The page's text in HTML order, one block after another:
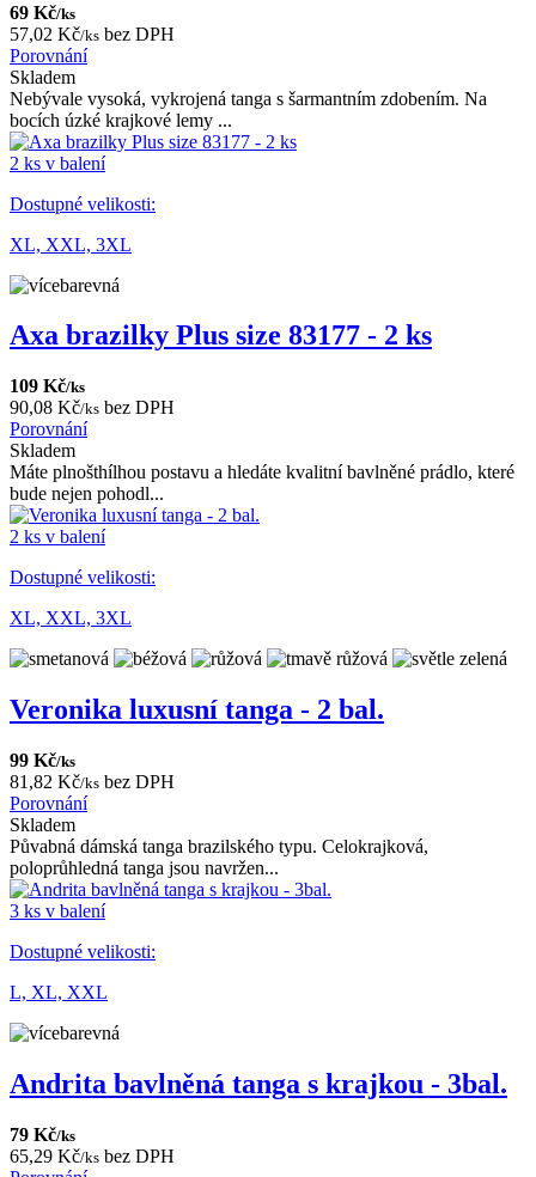
69 Kč/ks
57,02 Kč/ks bez DPH
Porovnání
Skladem
Nebývale vysoká, vykrojená tanga s šarmantním zdobením. Na
bocích úzké krajkové lemy ...
2 ks v balení
Dostupné velikosti:
XL, XXL, 3XL
Axa brazilky Plus size 83177 - 2 ks
109 Kč/ks
90,08 Kč/ks bez DPH
Porovnání
Skladem
Máte plnošthílhou postavu a hledáte kvalitní bavlněné prádlo, které
bude nejen pohodl...
2 ks v balení
Dostupné velikosti:
XL, XXL, 3XL
Veronika luxusní tanga - 2 bal.
99 Kč/ks
81,82 Kč/ks bez DPH
Porovnání
Skladem
Půvabná dámská tanga brazilského typu. Celokrajková,
poloprůhledná tanga jsou navržen...
3 ks v balení
Dostupné velikosti:
L, XL, XXL
Andrita bavlněná tanga s krajkou - 3bal.
79 Kč/ks
65,29 Kč/ks bez DPH